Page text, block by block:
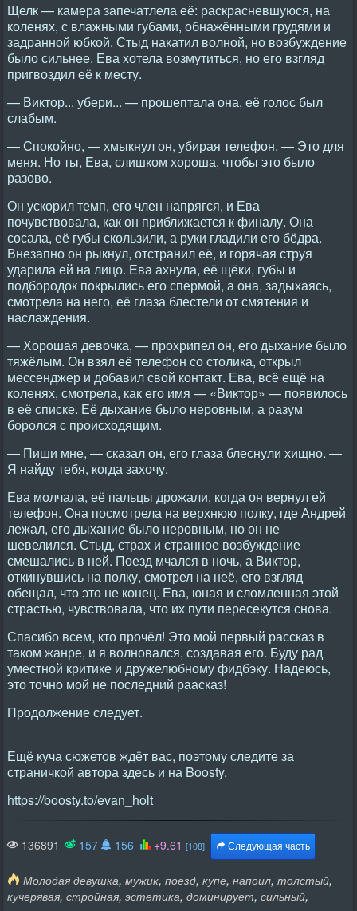
Щелк — камера запечатлела её: раскрасневшуюся, на
коленях, с влажными губами, обнажёнными грудями и
задранной юбкой. Стыд накатил волной, но возбуждение
было сильнее. Ева хотела возмутиться, но его взгляд
пригвоздил её к месту.
— Виктор... убери... — прошептала она, её голос был
слабым.
— Спокойно, — хмыкнул он, убирая телефон. — Это для
меня. Но ты, Ева, слишком хороша, чтобы это было
разово.
Он ускорил темп, его член напрягся, и Ева
почувствовала, как он приближается к финалу. Она
сосала, её губы скользили, а руки гладили его бёдра.
Внезапно он рыкнул, отстранил её, и горячая струя
ударила ей на лицо. Ева ахнула, её щёки, губы и
подбородок покрылись его спермой, а она, задыхаясь,
смотрела на него, её глаза блестели от смятения и
наслаждения.
— Хорошая девочка, — прохрипел он, его дыхание было
тяжёлым. Он взял её телефон со столика, открыл
мессенджер и добавил свой контакт. Ева, всё ещё на
коленях, смотрела, как его имя — «Виктор» — появилось
в её списке. Её дыхание было неровным, а разум
боролся с происходящим.
— Пиши мне, — сказал он, его глаза блеснули хищно. —
Я найду тебя, когда захочу.
Ева молчала, её пальцы дрожали, когда он вернул ей
телефон. Она посмотрела на верхнюю полку, где Андрей
лежал, его дыхание было неровным, но он не
шевелился. Стыд, страх и странное возбуждение
смешались в ней. Поезд мчался в ночь, а Виктор,
откинувшись на полку, смотрел на неё, его взгляд
обещал, что это не конец. Ева, юная и сломленная этой
страстью, чувствовала, что их пути пересекутся снова.
Спасибо всем, кто прочёл! Это мой первый рассказ в
таком жанре, и я волновался, создавая его. Буду рад
уместной критике и дружелюбному фидбэку. Надеюсь,
это точно мой не последний раасказ!
Продолжение следует.
Ещё куча сюжетов ждёт вас, поэтому следите за
страничкой автора здесь и на Boosty.
https://boosty.to/evan_holt
136891 157 156 +9.61 [108] Следующая часть
Молодая девушка, мужик, поезд, купе, напоил, толстый,
кучерявая, стройная, эстетика, доминирует, сильный,